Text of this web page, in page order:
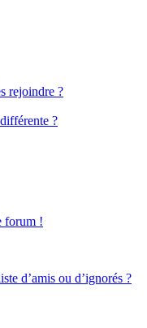
rejoindre ?
?
forum !
d’amis ou d’ignorés ?